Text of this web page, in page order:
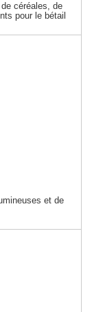
céréales, de
pour le bétail
et de